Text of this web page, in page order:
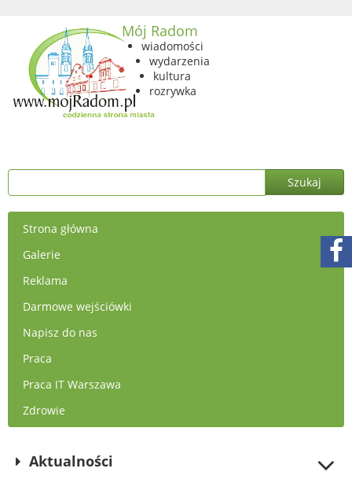
Mój Radom
wiadomości
wydarzenia
kultura
rozrywka
Strona główna
Galerie
Reklama
Darmowe wejściówki
Napisz do nas
Praca
Praca IT Warszawa
Zdrowie
Aktualności